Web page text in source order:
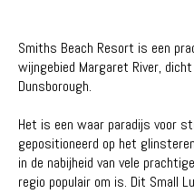
Smiths Beach Resort is een
wijngebied Margaret River,
Dunsborough.
Het is een waar paradijs voor
gepositioneerd op het
in de nabijheid van vele
regio populair om is. Dit Small